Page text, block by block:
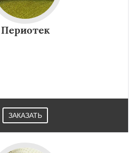
Периотек
ЗАКАЗАТЬ